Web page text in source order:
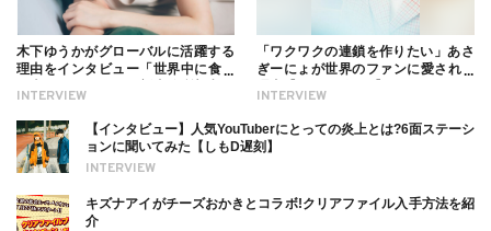
INTERVIEW
木下ゆうかがグローバルに活躍する
理由をインタビュー「世界中に食べ
ついても
INTERVIEW
「ワクワクの連鎖を作りたい」あさ
ぎーにょが世界のファンに愛される
INTERVIEW
【インタビュー】人気YouTuberにとっての炎上とは?6面ステーシ
ョンに聞いてみた【しもD遅刻】
キズナアイがチーズおかきとコラボ!クリアファイル入手方法を紹
介